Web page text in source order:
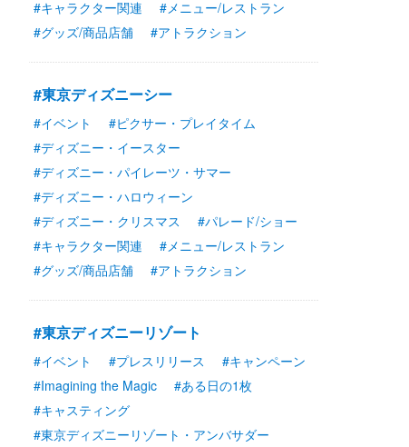
#キャラクター関連
#メニュー/レストラン
#グッズ/商品店舗
#アトラクション
#東京ディズニーシー
#イベント
#ピクサー・プレイタイム
#ディズニー・イースター
#ディズニー・パイレーツ・サマー
#ディズニー・ハロウィーン
#ディズニー・クリスマス
#パレード/ショー
#キャラクター関連
#メニュー/レストラン
#グッズ/商品店舗
#アトラクション
#東京ディズニーリゾート
#イベント #プレスリリース
#キャンペーン
#Imagining the Magic
#ある日の1枚
#キャスティング
#東京ディズニーリゾート・アンバサダー